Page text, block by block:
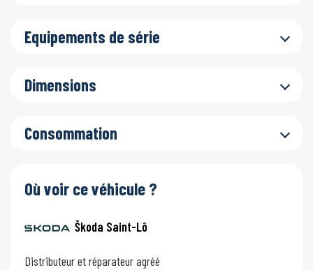
Equipements de série
Dimensions
Consommation
Où voir ce véhicule ?
Škoda Saint-Lô
Distributeur et réparateur agréé